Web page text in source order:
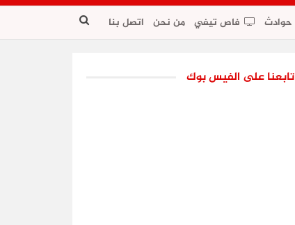
حوادث فاص تيفي من نحن اتصل بنا
تابعنا على الفيس بوك